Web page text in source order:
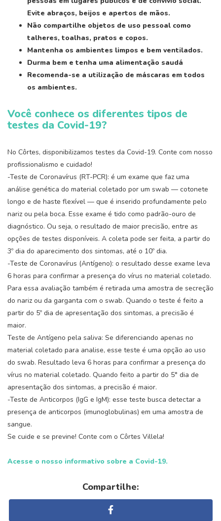
Evite abraços, beijos e apertos de mãos.
Não compartilhe objetos de uso pessoal como
talheres, toalhas, pratos e copos.
Mantenha os ambientes limpos e bem ventilados.
Durma bem e tenha uma alimentação saudá
Recomenda-se a utilização de máscaras em todos
os ambientes.
Você conhece os diferentes tipos de
testes da Covid-19?
No Côrtes, disponibilizamos testes da Covid-19. Conte com nosso
profissionalismo e cuidado!
-Teste de Coronavírus (RT-PCR): é um exame que faz uma
análise genética do material coletado por um swab — cotonete
longo e de haste flexível — que é inserido profundamente pelo
nariz ou pela boca. Esse exame é tido como padrão-ouro de
diagnóstico. Ou seja, o resultado de maior precisão, entre as
opções de testes disponíveis. A coleta pode ser feita, a partir do
3º dia do aparecimento dos sintomas, até o 10º dia.
-Teste de Coronavírus (Antígeno): o resultado desse exame leva
6 horas para confirmar a presença do vírus no material coletado.
Para essa avaliação também é retirada uma amostra de secreção
do nariz ou da garganta com o swab. Quando o teste é feito a
partir do 5º dia de apresentação dos sintomas, a precisão é
maior.
Teste de Antígeno pela saliva: Se diferenciando apenas no
material coletado para analise, esse teste é uma opção ao uso
do swab. Resultado leva 6 horas para confirmar a presença do
vírus no material coletado. Quando feito a partir do 5° dia de
apresentação dos sintomas, a precisão é maior.⠀
-Teste de Anticorpos (IgG e IgM): esse teste busca detectar a
presença de anticorpos (imunoglobulinas) em uma amostra de
sangue.
Se cuide e se previne! Conte com o Côrtes Villela!
Acesse o nosso informativo sobre a Covid-19.
Compartilhe: